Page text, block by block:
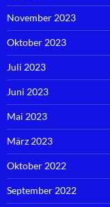
November 2023
Oktober 2023
Juli 2023
Juni 2023
Mai 2023
März 2023
Oktober 2022
September 2022